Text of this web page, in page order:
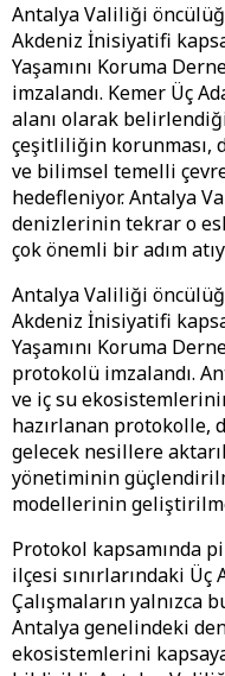
Antalya Valiliği
Akdeniz İnisiyatifi
Yaşamını Koruma
imzalandı. Kemer Üç
alanı olarak
çeşitliliğin korunması,
ve bilimsel temelli
hedefleniyor. Antalya
denizlerinin tekrar o
çok önemli bir adım
Antalya Valiliği
Akdeniz İnisiyatifi
Yaşamını Koruma
protokolü imzalandı.
ve iç su
hazırlanan
gelecek nesillere
yönetiminin
modellerinin
Protokol kapsamında
ilçesi sınırlarındaki
Çalışmaların yalnızca
Antalya genelindeki
ekosistemlerini